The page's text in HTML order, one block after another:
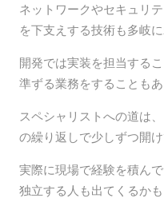
ネットワークやセキュリ
を下支えする技術も多岐に
開発では実装を担当する
準ずる業務をすることもあ
スペシャリストへの道は
の繰り返しで少しずつ開け
実際に現場で経験を積ん
独立する人も出てくるかも